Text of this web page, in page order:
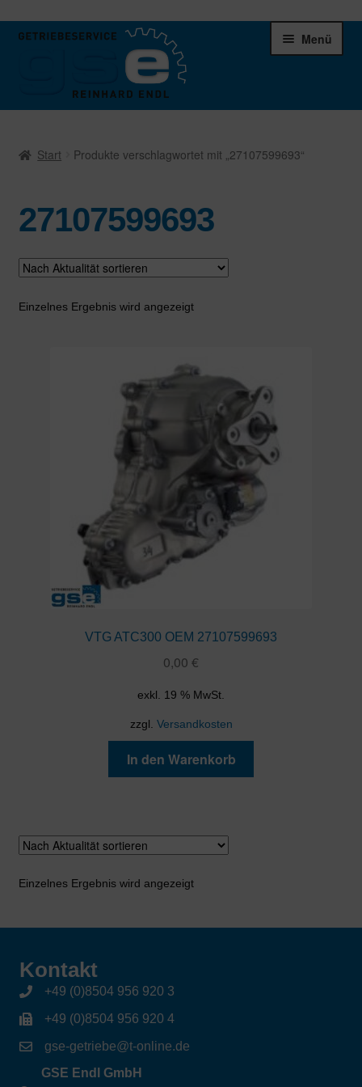
Zur
Zum
Menü
Schaltgetriebe
Verteilergetriebe
Warenkorb
Start Produkte verschlagwortet mit „27107599693“
27107599693
Einzelnes Ergebnis wird angezeigt
VTG ATC300 OEM 27107599693
0,00 €
exkl. 19 % MwSt.
zzgl. Versandkosten
In den Warenkorb
Einzelnes Ergebnis wird angezeigt
Kontakt
+49 (0)8504 956 920 3
+49 (0)8504 956 920 4
gse-getriebe@t-online.de
GSE Endl GmbH